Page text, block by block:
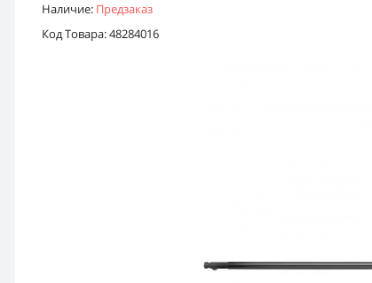
Наличие: Предзаказ
Код Товара: 48284016